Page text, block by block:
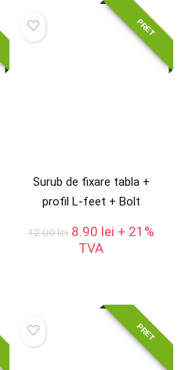
4.50 lei.
PRET
Surub de fixare tabla +
profil L-feet + Bolt
12.00lei Prețul
inițial
8.90 lei Prețul
+ 21%
TVA
PRET